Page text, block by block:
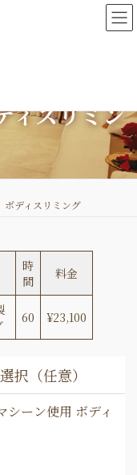
スリミン
ディスリミング
時
間
料金
60 ¥23,100
シーン使用 ボディ